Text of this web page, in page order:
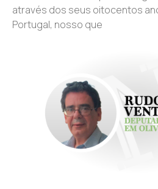
através dos seus oitocentos
Portugal, nosso que